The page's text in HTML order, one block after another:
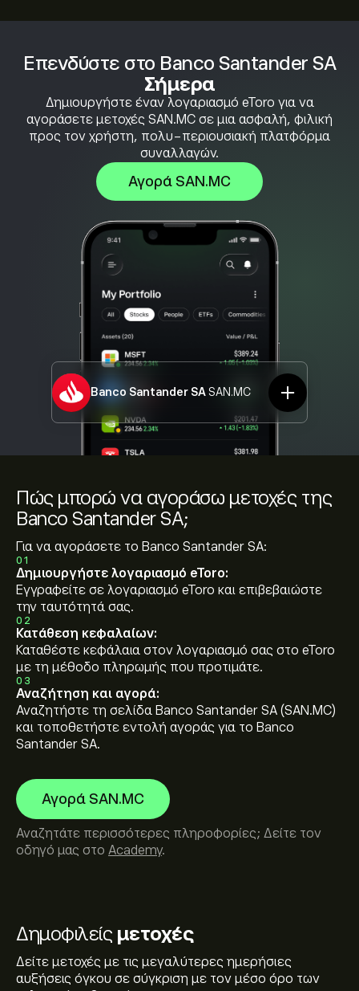
Επενδύστε στο Banco Santander SA
Σήμερα
Δημιουργήστε έναν λογαριασμό eToro για να
αγοράσετε μετοχές SAN.MC σε μια ασφαλή, φιλική
προς τον χρήστη, πολυ-περιουσιακή πλατφόρμα
συναλλαγών.
Αγορά SAN.MC
Banco Santander SA SAN.MC
Δημοφιλείς μετοχές
Δείτε μετοχές με τις μεγαλύτερες ημερήσιες
αυξήσεις όγκου σε σύγκριση με τον μέσο όρο των
Πώς μπορώ να αγοράσω μετοχές της
Banco Santander SA;
Για να αγοράσετε το Banco Santander SA:
01
Δημιουργήστε λογαριασμό eToro:
Εγγραφείτε σε λογαριασμό eToro και επιβεβαιώστε
την ταυτότητά σας.
02
Κατάθεση κεφαλαίων:
Καταθέστε κεφάλαια στον λογαριασμό σας στο eToro
με τη μέθοδο πληρωμής που προτιμάτε.
03
Αναζήτηση και αγορά:
Αναζητήστε τη σελίδα Banco Santander SA (SAN.MC)
και τοποθετήστε εντολή αγοράς για το Banco
Santander SA.
Αγορά SAN.MC
Αναζητάτε περισσότερες πληροφορίες; Δείτε τον
οδηγό μας στο Academy.